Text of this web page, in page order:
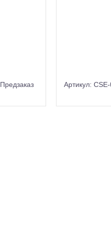
Предзаказ Артикул: